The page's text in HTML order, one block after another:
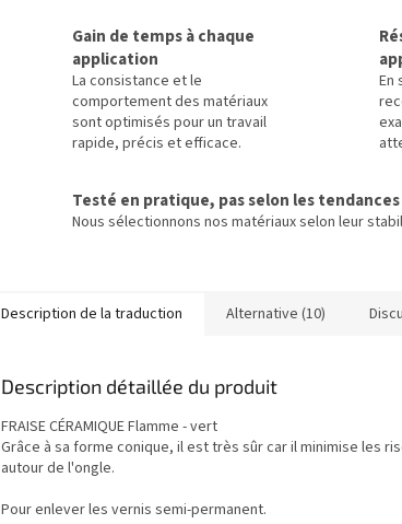
Gain de temps à chaque
application
La consistance et le
comportement des matériaux
sont optimisés pour un travail
rapide, précis et efficace.
En
Testé en pratique, pas selon les tendances
Nous sélectionnons nos matériaux selon leur
Description de la traduction Alternative (10)
Description détaillée du produit
FRAISE CÉRAMIQUE Flamme - vert
Grâce à sa forme conique, il est très sûr car il minimise les
autour de l'ongle.
Pour enlever les vernis semi-permanent.